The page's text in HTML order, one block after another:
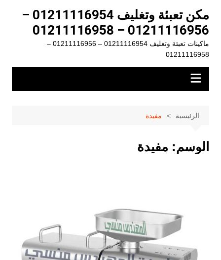
المحتوى
مكن تعبئة وتغليف 01211116954 –
01211116956 – 01211116958
ماكينات تعبئة وتغليف 01211116954 – 01211116956 –
01211116958
الرئيسية مفيدة
الوسم: مفيدة